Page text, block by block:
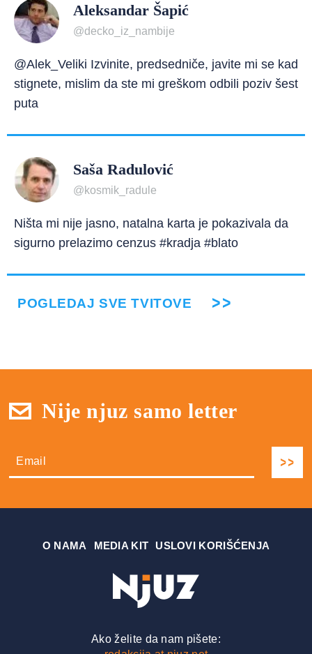
Aleksandar Šapić
@decko_iz_nambije
@Alek_Veliki Izvinite, predsedniče, javite mi se kad
stignete, mislim da ste mi greškom odbili poziv šest
puta
Saša Radulović
@kosmik_radule
Ništa mi nije jasno, natalna karta je pokazivala da
sigurno prelazimo cenzus #kradja #blato
POGLEDAJ SVE TVITOVE
Nije njuz samo letter
О NAMA MEDIA KIT USLOVI KORIŠĆENJA
Ako želite da nam pišete: